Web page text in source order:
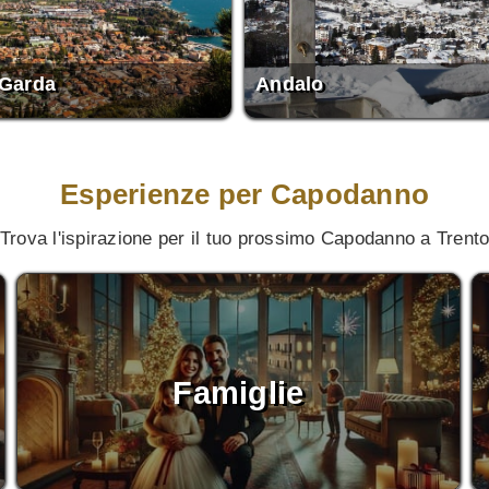
Andalo
Esperienze per Capodanno
Trova l'ispirazione per il tuo prossimo Capodanno a Trento
Famiglie